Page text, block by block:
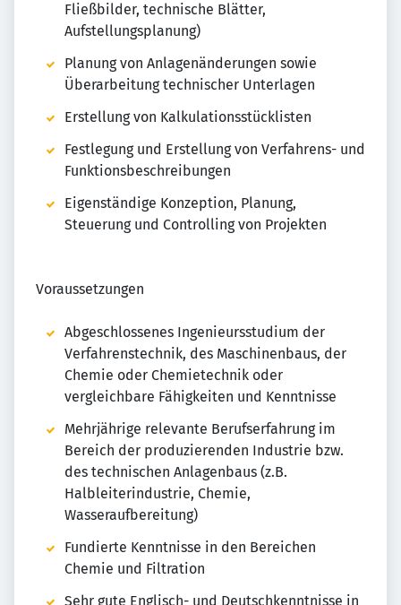
Fließbilder, technische Blätter,
Aufstellungsplanung)
Planung von Anlagenänderungen sowie
Überarbeitung technischer Unterlagen
Erstellung von Kalkulationsstücklisten
Festlegung und Erstellung von Verfahrens- und
Funktionsbeschreibungen
Eigenständige Konzeption, Planung,
Steuerung und Controlling von Projekten
Voraussetzungen
Abgeschlossenes Ingenieursstudium der
Verfahrenstechnik, des Maschinenbaus, der
Chemie oder Chemietechnik oder
vergleichbare Fähigkeiten und Kenntnisse
Mehrjährige relevante Berufserfahrung im
Bereich der produzierenden Industrie bzw.
des technischen Anlagenbaus (z.B.
Halbleiterindustrie, Chemie,
Wasseraufbereitung)
Fundierte Kenntnisse in den Bereichen
Chemie und Filtration
Sehr gute Englisch- und Deutschkenntnisse in